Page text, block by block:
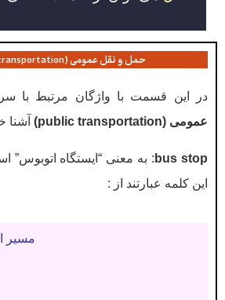
حمل و نقل عمومی (public transportation)
در این قسمت با واژگان مرتبط با
عمومی (public transportation)
آشنا
bus stop : به معنی “ایستگاه اتوبوس”
این کلمه عبارتند از :
مسیر